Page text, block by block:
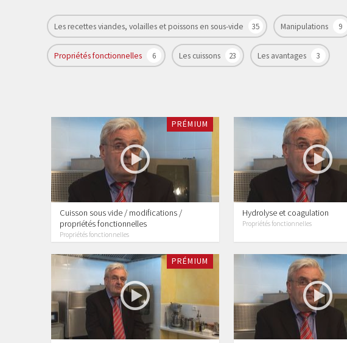
Les recettes viandes, volailles et poissons en sous-vide 35 Manipulations 9
Propriétés fonctionnelles 6 Les cuissons 23 Les avantages 3
PRÉMIUM
Cuisson sous vide / modifications /
propriétés fonctionnelles
Propriétés fonctionnelles
Hydrolyse et coagulation
Propriétés fonctionnelles
PRÉMIUM